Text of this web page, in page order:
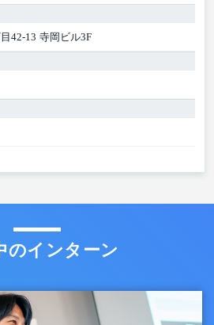
42-13 寺岡ビル3F
のインターン